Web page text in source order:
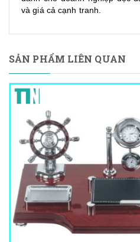
và giá cả cạnh tranh.
SẢN PHẨM LIÊN QUAN